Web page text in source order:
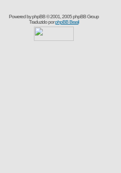
Powered byphpBB© 2001, 2005 phpBB Group
Traduzido porphpBB Brasil